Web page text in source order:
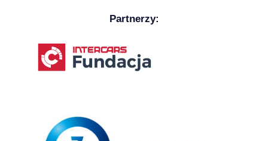
Partnerzy: